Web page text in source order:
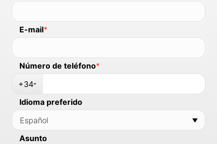
E-mail*
Número de teléfono*
+34
Idioma preferido
Asunto